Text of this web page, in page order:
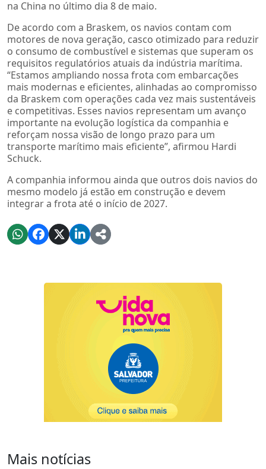
na China no último dia 8 de maio.
De acordo com a Braskem, os navios contam com
motores de nova geração, casco otimizado para reduzir
o consumo de combustível e sistemas que superam os
requisitos regulatórios atuais da indústria marítima.
“Estamos ampliando nossa frota com embarcações
mais modernas e eficientes, alinhadas ao compromisso
da Braskem com operações cada vez mais sustentáveis
e competitivas. Esses navios representam um avanço
importante na evolução logística da companhia e
reforçam nossa visão de longo prazo para um
transporte marítimo mais eficiente”, afirmou Hardi
Schuck.
A companhia informou ainda que outros dois navios do
mesmo modelo já estão em construção e devem
integrar a frota até o início de 2027.
Mais notícias